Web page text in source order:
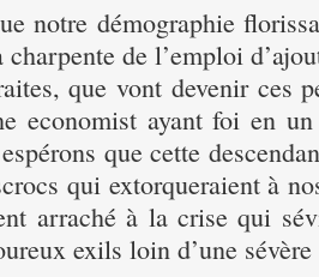
notre démographie
de l’emploi
que vont devenir ces
economist ayant foi en
que cette
qui extorqueraient à
arraché à la crise qui
exils loin d’une